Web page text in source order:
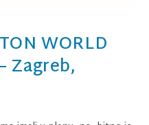
WORLD
Zagreb,